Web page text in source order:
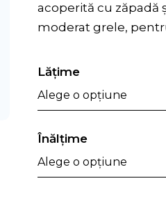
acoperită cu zăpadă
moderat grele,
Lăţime
Înălţime